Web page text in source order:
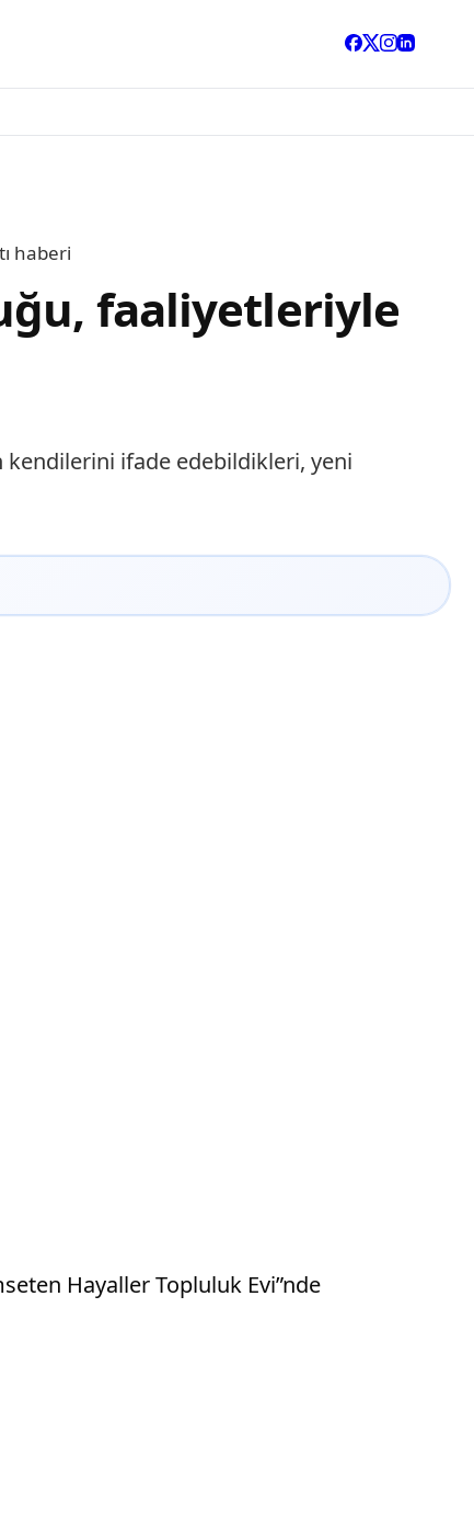
haberi
faaliyetleriyle
kendilerini ifade edebildikleri, yeni
Hayaller Topluluk Evi”nde